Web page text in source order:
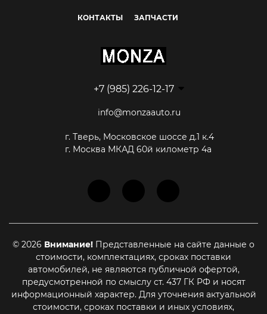
КОНТАКТЫ ЗАПЧАСТИ
+7 (985) 226-12-17
info@monzaauto.ru
г. Тверь, Московское шоссе д.1 к.4
г. Москва МКАД 60й километр 4а
© 2026 Внимание! Представленные на сайте данные о
стоимости, комплектациях, сроках поставки
автомобилей, не являются публичной офертой,
предусмотренной по смыслу ст. 437 ГК РФ и носят
информационный характер. Для уточнения актуальной
стоимости, сроках поставки и иных условиях,